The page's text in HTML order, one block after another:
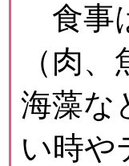
食事
（肉
海藻な
い時や